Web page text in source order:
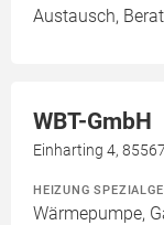
Austausch,
WBT-GmbH
Einharting 4,
HEIZUNG
Wärmepumpe,